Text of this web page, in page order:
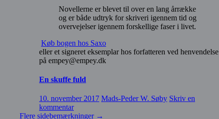
Novellerne er blevet til over en lang årrække
og er både udtryk for skriveri igennem tid og
overvejelser igennem forskellige faser i livet.
Køb bogen hos Saxo
eller et signeret eksemplar hos forfatteren ved henvendelse
på empey@empey.dk
En skuffe fuld
10. november 2017 Mads-Peder W. Søby Skriv en
kommentar
Flere sidebemærkninger →